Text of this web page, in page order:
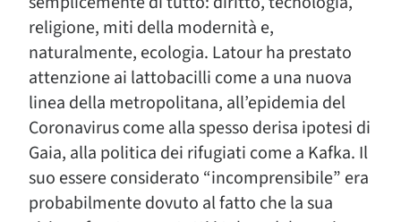
religione, miti della modernità e,
naturalmente, ecologia. Latour ha prestato
attenzione ai lattobacilli come a una nuova
linea della metropolitana, all’epidemia del
Coronavirus come alla spesso derisa ipotesi di
Gaia, alla politica dei rifugiati come a Kafka. Il
suo essere considerato “incomprensibile” era
probabilmente dovuto al fatto che la sua